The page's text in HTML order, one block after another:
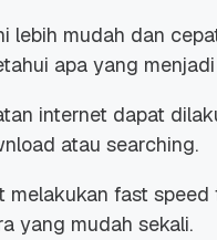
lebih mudah dan
apa yang
internet dapat
atau searching.
melakukan fast speed
yang mudah sekali.